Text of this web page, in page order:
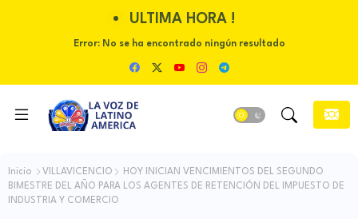
ULTIMA HORA !
Error:No se ha encontrado ningún resultado
Inicio VILLAVICENCIO
HOY INICIAN VENCIMIENTOS DEL SEGUNDO
BIMESTRE DEL AÑO PARA LOS AGENTES DE RETENCIÓN DEL IMPUESTO DE
INDUSTRIA Y COMERCIO